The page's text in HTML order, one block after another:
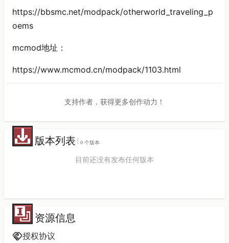
https://bbsmc.net/modpack/otherworld_traveling_p
oems
mcmod地址：
https://www.mcmod.cn/modpack/1103.html
支持作者，获得更多创作动力！
版本列表 0 个版本
目前还没有发布任何版本
资源信息
授权协议